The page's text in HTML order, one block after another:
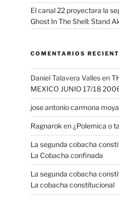
El canal 22 proyectara la
Ghost In The Shell: Stand
COMENTARIOS
Daniel Talavera Vallesen
MEXICO JUNIO 17/18
jose antonio carmona moya
Ragnarok en¿Polemica o
La segunda cobacha
La Cobacha confinada
La segunda cobacha
La cobacha constitucional